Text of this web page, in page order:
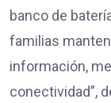
banco de
familias
información,
conectividad”,